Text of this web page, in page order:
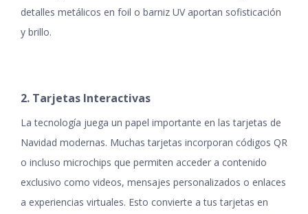
detalles metálicos en foil o barniz UV aportan sofisticación
y brillo.
2. Tarjetas Interactivas
La tecnología juega un papel importante en las tarjetas de
Navidad modernas. Muchas tarjetas incorporan códigos QR
o incluso microchips que permiten acceder a contenido
exclusivo como videos, mensajes personalizados o enlaces
a experiencias virtuales. Esto convierte a tus tarjetas en